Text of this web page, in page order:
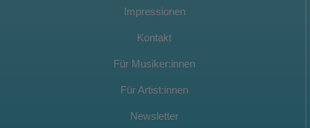
Impressionen
Kontakt
Für Musiker:innen
Für Artist:innen
Newsletter